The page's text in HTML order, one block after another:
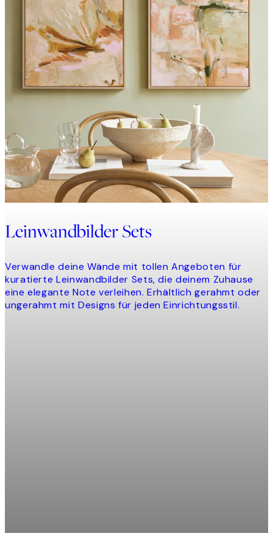
Leinwandbilder Sets
Verwandle deine Wände mit tollen Angeboten für
kuratierte Leinwandbilder Sets, die deinem Zuhause
eine elegante Note verleihen. Erhältlich gerahmt oder
ungerahmt mit Designs für jeden Einrichtungsstil.
Duo Squared Abstract